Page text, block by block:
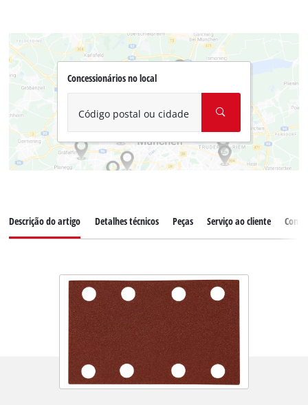
Concessionários no local
Código postal ou cidade
Descrição do artigo Detalhes técnicos Peças Serviço ao cliente